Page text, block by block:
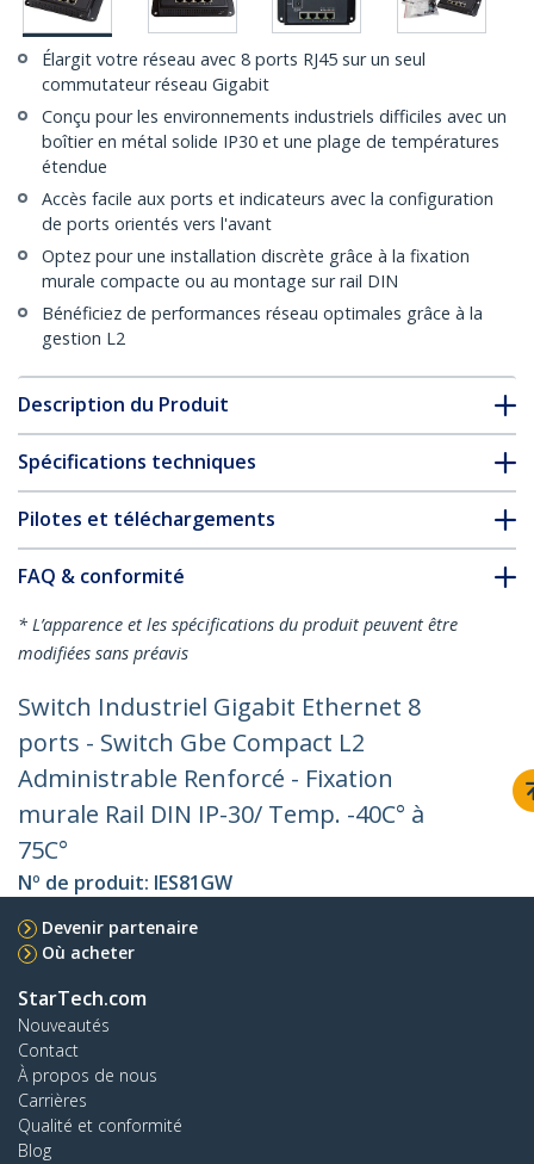
Élargit votre réseau avec 8 ports RJ45 sur un seul
commutateur réseau Gigabit
Conçu pour les environnements industriels difficiles avec un
boîtier en métal solide IP30 et une plage de températures
étendue
Accès facile aux ports et indicateurs avec la configuration
de ports orientés vers l'avant
Optez pour une installation discrète grâce à la fixation
murale compacte ou au montage sur rail DIN
Bénéficiez de performances réseau optimales grâce à la
gestion L2
Description du Produit
Spécifications techniques
Pilotes et téléchargements
FAQ & conformité
* L’apparence et les spécifications du produit peuvent être
modifiées sans préavis
Switch Industriel Gigabit Ethernet 8
ports - Switch Gbe Compact L2
Administrable Renforcé - Fixation
murale Rail DIN IP-30/ Temp. -40C° à
75C°
Nº de produit: IES81GW
Devenir partenaire
Où acheter
StarTech.com
Nouveautés
Contact
À propos de nous
Carrières
Qualité et conformité
Blog